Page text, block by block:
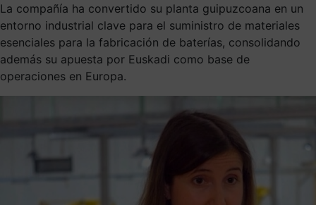
La compañía ha convertido su planta guipuzcoana en un
entorno industrial clave para el suministro de materiales
esenciales para la fabricación de baterías, consolidando
además su apuesta por Euskadi como base de
operaciones en Europa.